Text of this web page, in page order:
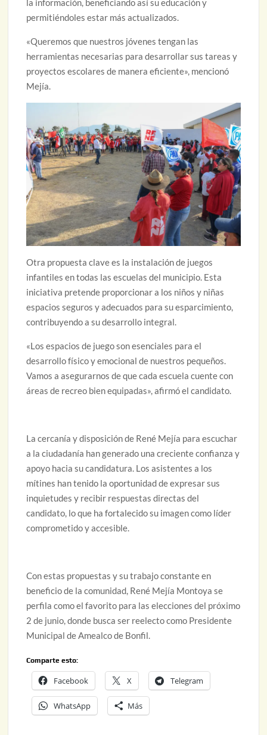
la información, beneficiando así su educación y
permitiéndoles estar más actualizados.
«Queremos que nuestros jóvenes tengan las
herramientas necesarias para desarrollar sus tareas y
proyectos escolares de manera eficiente», mencionó
Mejía.
Otra propuesta clave es la instalación de juegos
infantiles en todas las escuelas del municipio. Esta
iniciativa pretende proporcionar a los niños y niñas
espacios seguros y adecuados para su esparcimiento,
contribuyendo a su desarrollo integral.
«Los espacios de juego son esenciales para el
desarrollo físico y emocional de nuestros pequeños.
Vamos a asegurarnos de que cada escuela cuente con
áreas de recreo bien equipadas», afirmó el candidato.
La cercanía y disposición de René Mejía para escuchar
a la ciudadanía han generado una creciente confianza y
apoyo hacia su candidatura. Los asistentes a los
mítines han tenido la oportunidad de expresar sus
inquietudes y recibir respuestas directas del
candidato, lo que ha fortalecido su imagen como líder
comprometido y accesible.
Con estas propuestas y su trabajo constante en
beneficio de la comunidad, René Mejía Montoya se
perfila como el favorito para las elecciones del próximo
2 de junio, donde busca ser reelecto como Presidente
Municipal de Amealco de Bonfil.
Comparte esto:
Facebook X Telegram
WhatsApp Más